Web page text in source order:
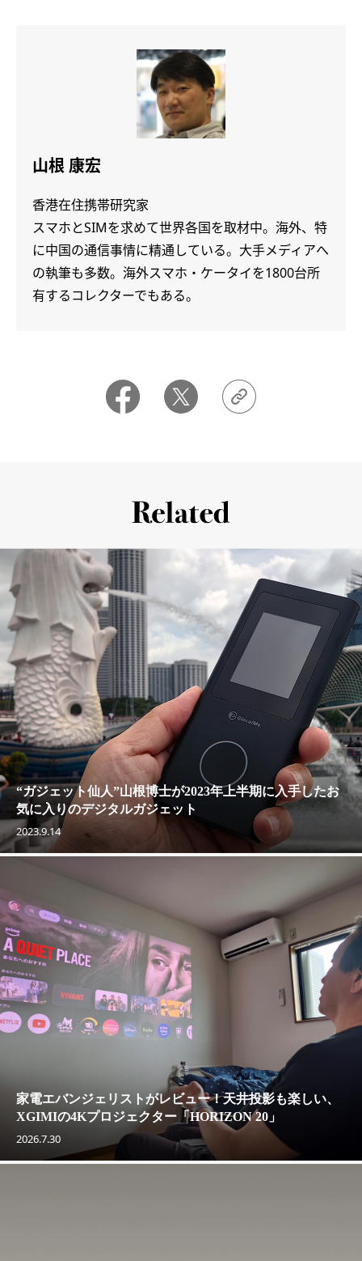
山根 康宏
香港在住携帯研究家
スマホとSIMを求めて世界各国を取材中。海外、特
に中国の通信事情に精通している。大手メディアへ
の執筆も多数。海外スマホ・ケータイを1800台所
有するコレクターでもある。
“ガジェット仙人”山根博士が2023年上半期に入手したお
気に入りのデジタルガジェット
2023.9.14
家電エバンジェリストがレビュー！天井投影も楽しい、
XGIMIの4Kプロジェクター「HORIZON 20」
2026.7.30